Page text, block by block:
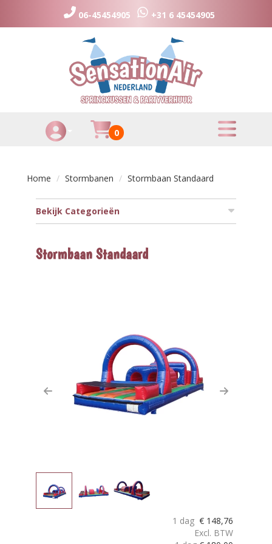
06-45454905 +31 6 45454905
Toggle Account dropdown
Huurmandje
0
toggle menu
Home Stormbanen Stormbaan Standaard
Bekijk Categorieën
Stormbaan Standaard
Previous Next
1 dag € 148,76
Excl. BTW